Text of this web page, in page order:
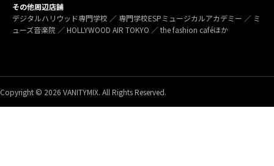
その他周辺店舗
デジタルハリウッド専門学校 ／ 専門学校ESPミュージカルアカデミー ／ ミ
ューズ音楽院 ／ HOLLYWOOD AIR TOKYO ／ the fashion caféほか
Copyright © 2026 VANITYMIX. All Rights Reserved.